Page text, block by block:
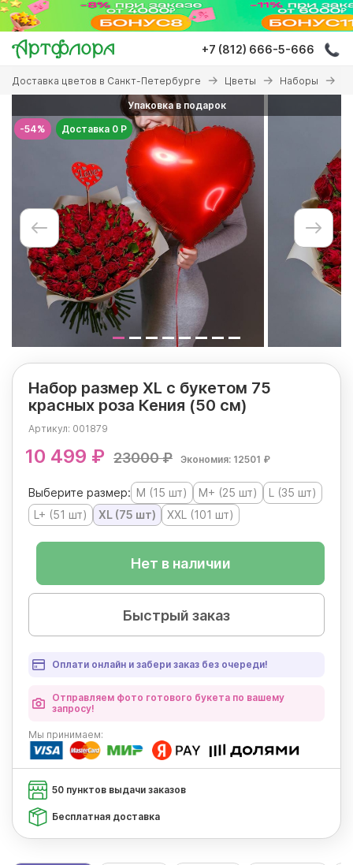
Перейти
основному
содержанию
+7 (812) 666-5-666
Вы
здесь
Доставка цветов в Санкт-Петербурге Цветы Наборы
-54%
Упаковка в подарок
Доставка 0 Р
Набор размер ХL с букетом 75
красных роза Кения (50 см)
Артикул: 001879
10 499 ₽ 23000 ₽ Экономия: 12501 ₽
Выберите размер: M (15 шт) M+ (25 шт)
L (35 шт)
L+ (51 шт)
XL (75 шт) XXL (101 шт)
Нет в наличии
Быстрый заказ
Оплати онлайн и забери заказ без очереди!
Отправляем фото готового букета по вашему
запросу!
Мы принимаем:
50 пунктов выдачи заказов
Бесплатная доставка